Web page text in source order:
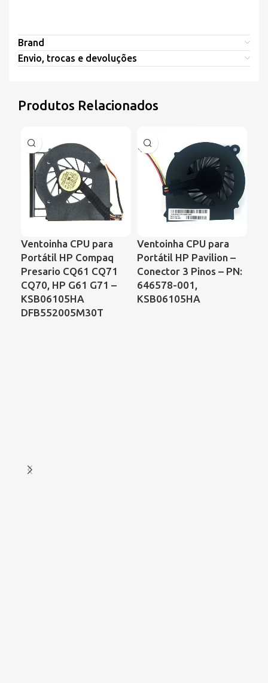
Brand
Envio, trocas e devoluções
Produtos Relacionados
Ventoinha CPU para
Portátil HP Compaq
Presario CQ61 CQ71
CQ70, HP G61 G71 –
KSB06105HA
DFB552005M30T
Ventoinha CPU para
Portátil HP Pavilion –
Conector 3 Pinos – PN:
646578-001,
KSB06105HA